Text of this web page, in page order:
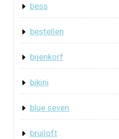
bess
bestellen
bijenkorf
bikini
blue seven
bruiloft